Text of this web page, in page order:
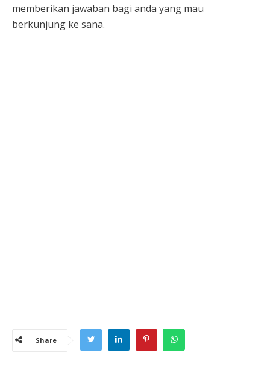
memberikan jawaban bagi anda yang mau
berkunjung ke sana.
Share